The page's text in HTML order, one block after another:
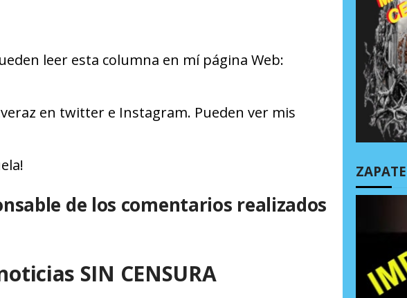
leer esta columna en mí página Web:
en twitter e Instagram. Pueden ver mis
de los comentarios realizados
SIN CENSURA